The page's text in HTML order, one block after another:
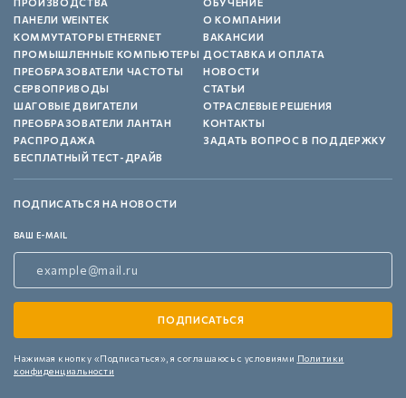
ПАНЕЛИ WEINTEK
КОММУТАТОРЫ ETHERNET
ПРОМЫШЛЕННЫЕ КОМПЬЮТЕРЫ
ПРЕОБРАЗОВАТЕЛИ ЧАСТОТЫ
СЕРВОПРИВОДЫ
ШАГОВЫЕ ДВИГАТЕЛИ
ПРЕОБРАЗОВАТЕЛИ ЛАНТАН
РАСПРОДАЖА
БЕСПЛАТНЫЙ ТЕСТ-ДРАЙВ
О КОМПАНИИ
ВАКАНСИИ
ДОСТАВКА И ОПЛАТА
НОВОСТИ
СТАТЬИ
ОТРАСЛЕВЫЕ РЕШЕНИЯ
КОНТАКТЫ
ЗАДАТЬ ВОПРОС В ПОДДЕРЖКУ
ПОДПИСАТЬСЯ НА НОВОСТИ
ВАШ E-MAIL
Нажимая кнопку «Подписаться», я соглашаюсь с условиями Политики
конфиденциальности